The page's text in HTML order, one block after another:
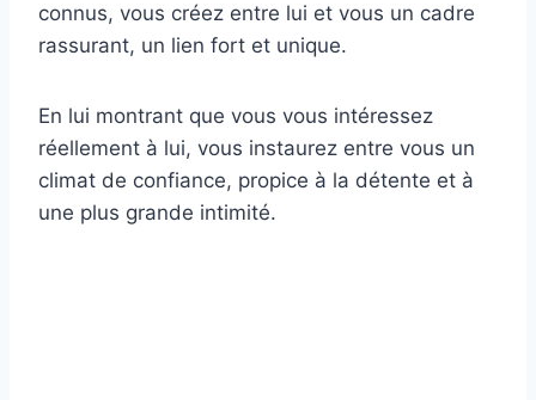
connus, vous créez entre lui et vous un cadre
rassurant, un lien fort et unique.
En lui montrant que vous vous intéressez
réellement à lui, vous instaurez entre vous un
climat de confiance, propice à la détente et à
une plus grande intimité.